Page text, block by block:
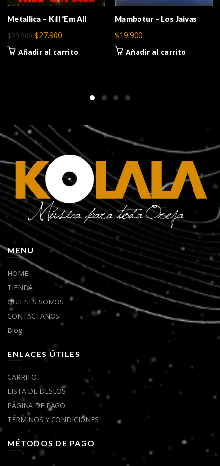
Metallica – Kill ‘Em All
$29.900 El
precio
$27.900
precio
Añadir al carrito
Mambotur – Los Jaivas
$19.900
Añadir al carrito
MENÚ
HOME
TIENDA
QUIENES SOMOS
CONTÁCTANOS
Blog
ENLACES ÚTILES
CARRITO
LISTA DE DESEOS
PÁGINA DE PAGO
TÉRMINOS Y CONDICIONES
MÉTODOS DE PAGO